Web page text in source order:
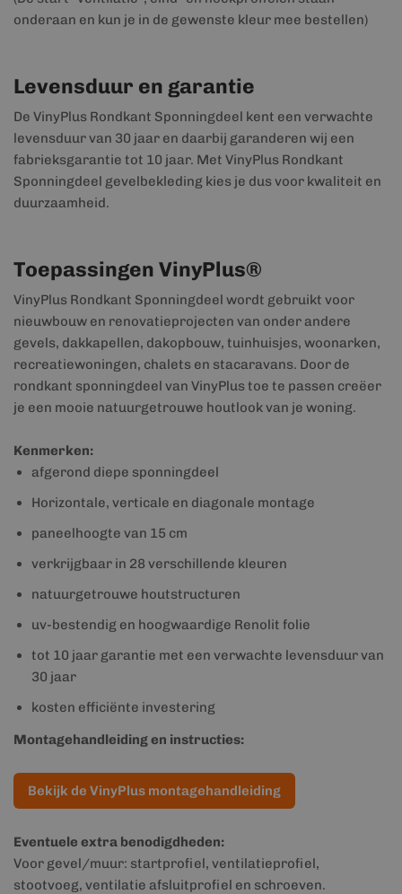
onderaan en kun je in de gewenste kleur mee bestellen)
Levensduur en garantie
De VinyPlus Rondkant Sponningdeel kent een verwachte
levensduur van 30 jaar en daarbij garanderen wij een
fabrieksgarantie tot 10 jaar. Met VinyPlus Rondkant
Sponningdeel gevelbekleding kies je dus voor kwaliteit en
duurzaamheid.
Toepassingen VinyPlus®
VinyPlus Rondkant Sponningdeel wordt gebruikt voor
nieuwbouw en renovatieprojecten van onder andere
gevels, dakkapellen, dakopbouw, tuinhuisjes, woonarken,
recreatiewoningen, chalets en stacaravans. Door de
rondkant sponningdeel van VinyPlus toe te passen creëer
je een mooie natuurgetrouwe houtlook van je woning.
Kenmerken:
afgerond diepe sponningdeel
Horizontale, verticale en diagonale montage
paneelhoogte van 15 cm
verkrijgbaar in 28 verschillende kleuren
natuurgetrouwe houtstructuren
uv-bestendig en hoogwaardige Renolit folie
tot 10 jaar garantie met een verwachte levensduur van
30 jaar
kosten efficiënte investering
Montagehandleiding en instructies:
Bekijk de VinyPlus montagehandleiding
Eventuele extra benodigdheden:
Voor gevel/muur: startprofiel, ventilatieprofiel,
stootvoeg, ventilatie afsluitprofiel en schroeven.